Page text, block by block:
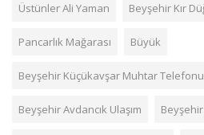
Üstünler Ali Yaman Beyşehir Kır
Pancarlık Mağarası Büyük
Beyşehir Küçükavşar Muhtar Telefonu
Beyşehir Avdancık Ulaşım